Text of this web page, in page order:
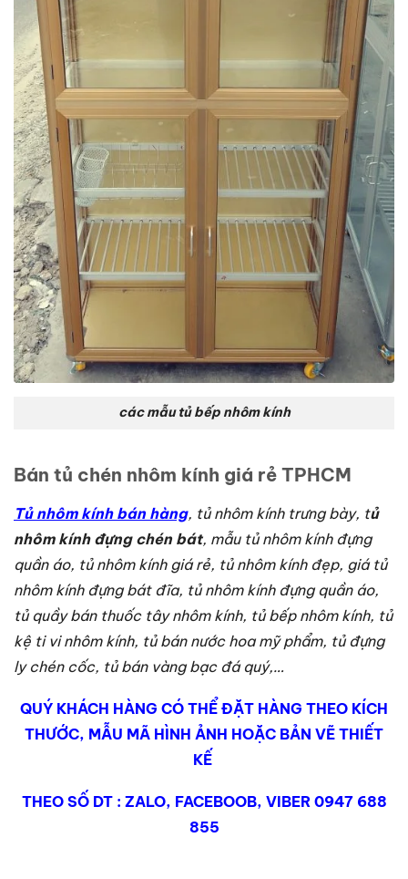
các mẫu tủ bếp nhôm kính
Bán tủ chén nhôm kính giá rẻ TPHCM
Tủ nhôm kính bán hàng, tủ nhôm kính trưng bày, tủ
nhôm kính đựng chén bát, mẫu tủ nhôm kính đựng
quần áo, tủ nhôm kính giá rẻ, tủ nhôm kính đẹp, giá tủ
nhôm kính đựng bát đĩa, tủ nhôm kính đựng quần áo,
tủ quầy bán thuốc tây nhôm kính, tủ bếp nhôm kính, tủ
kệ ti vi nhôm kính, tủ bán nước hoa mỹ phẩm, tủ đựng
ly chén cốc, tủ bán vàng bạc đá quý,…
QUÝ KHÁCH HÀNG CÓ THỂ ĐẶT HÀNG THEO KÍCH
THƯỚC, MẪU MÃ HÌNH ẢNH HOẶC BẢN VẼ THIẾT
KẾ
THEO SỐ DT : ZALO, FACEBOOB, VIBER 0947 688
855